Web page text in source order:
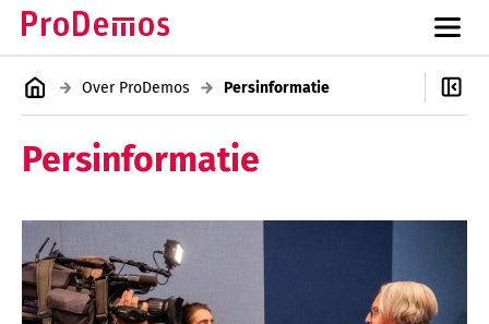
Over ProDemos Persinformatie
Persinformatie